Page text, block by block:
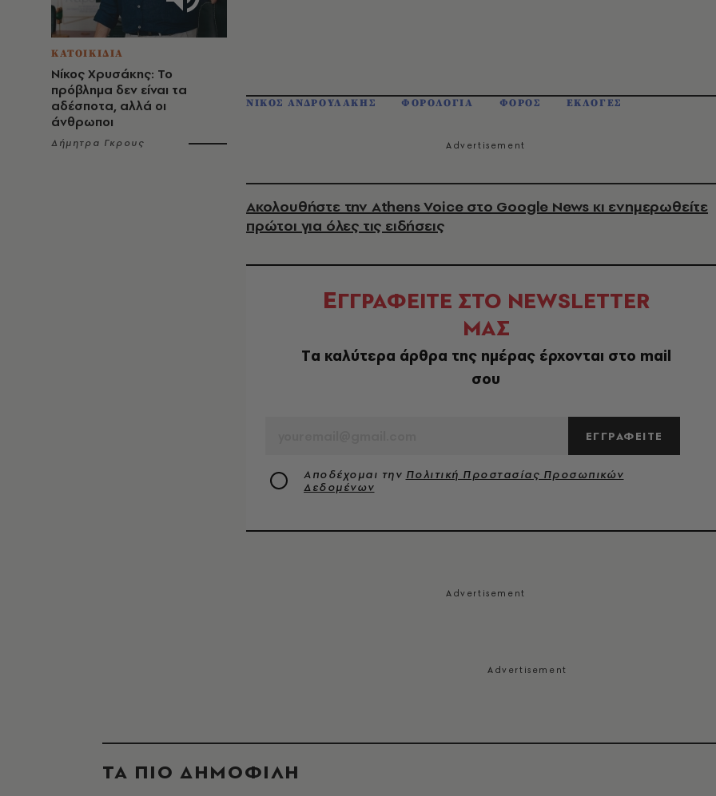
ΚΑΤΟΙΚΙΔΙΑ
Νίκος Χρυσάκης: Το
πρόβλημα δεν είναι τα
αδέσποτα, αλλά οι
άνθρωποι
Δήμητρα Γκρους
ΝΙΚΟΣ ΑΝΔΡΟΥΛΑΚΗΣ ΦΟΡΟΛΟΓΙΑ ΦΟΡΟΣ ΕΚΛΟΓΕΣ
Ακολουθήστε την Athens Voice στο Google News κι ενημερωθείτε
πρώτοι για όλες τις ειδήσεις
ΕΓΓΡΑΦΕΙΤΕ ΣΤΟ NEWSLETTER
ΜΑΣ
Tα καλύτερα άρθρα της ημέρας έρχονται στο mail
σου
ΕΓΓΡΑΦΕΙΤΕ
Αποδέχομαι την Πολιτική Προστασίας Προσωπικών
Δεδομένων
ΤΑ ΠΙΟ ΔΗΜΟΦΙΛΗ